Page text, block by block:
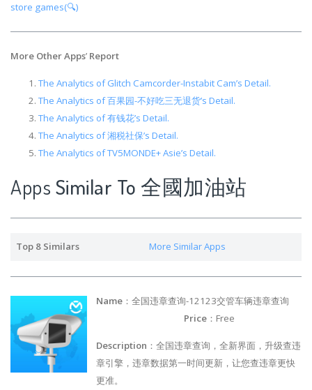
store games(🔍)
More Other Apps’ Report
The Analytics of Glitch Camcorder-Instabit Cam’s Detail.
The Analytics of 百果园-不好吃三无退货’s Detail.
The Analytics of 有钱花’s Detail.
The Analytics of 湘税社保’s Detail.
The Analytics of TV5MONDE+ Asie’s Detail.
Apps Similar To 全國加油站
Top 8 Similars More Similar Apps
Name ：全国违章查询-12123交管车辆违章查询
Price ：Free
Description ：全国违章查询，全新界面，升级查违
章引擎，违章数据第一时间更新，让您查违章更快
更准。